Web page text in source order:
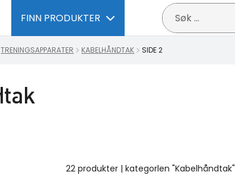
FINN PRODUKTER
Søk
etter:
TRENINGSAPPARATER KABELHÅNDTAK SIDE 2
22 produkter | kategorlen "Kabelhåndtak"